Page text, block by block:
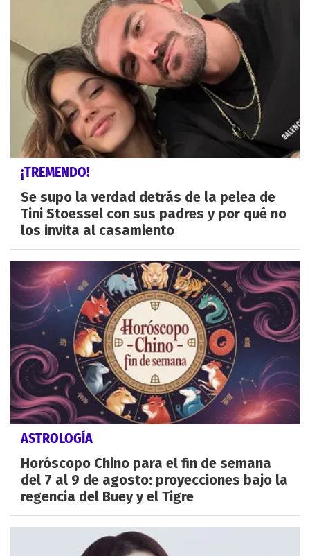
¡TREMENDO!
Se supo la verdad detrás de la pelea de
Tini Stoessel con sus padres y por qué no
los invita al casamiento
ASTROLOGÍA
Horóscopo Chino para el fin de semana
del 7 al 9 de agosto: proyecciones bajo la
regencia del Buey y el Tigre